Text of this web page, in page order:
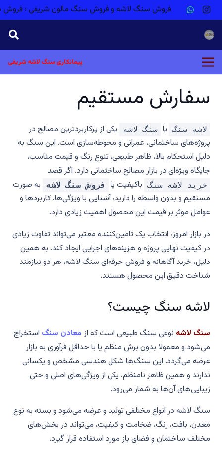
فروش سنگ لاشه و فروش سنگ مالون شریفی ؛ فروش
پیمانکاری سنگ لاشه شریفی
سفارش مستقیم
لاشه سنگ یا سنگ لاشه
یکی از پرکاربردترین مصالح در
پروژه‌های ساختمانی، عمرانی و محوطه‌سازی است. این سنگ به
دلیل استحکام بالا، ظاهر طبیعی، تنوع رنگ و قیمت مناسب،
جایگاه ویژه‌ای در بازار مصالح ساختمانی دارد. اگر قصد
خرید لاشه سنگ باکیفیت یا فروش سنگ لاشه
به صورت
مستقیم و بدون واسطه را دارید، آشنایی با ویژگی‌ها، کاربردها و
عوامل موثر بر قیمت این محصول اهمیت زیادی دارد.
در بازار امروز، انتخاب یک تامین‌کننده معتبر می‌تواند تفاوت زیادی
در کیفیت نهایی پروژه و هزینه‌های اجرایی ایجاد کند. به همین
دلیل، خرید آگاهانه و فروش حرفه‌ای سنگ لاشه، هر دو نیازمند
شناخت دقیق این محصول هستند.
لاشه سنگ چیست؟
سنگ لاشه نوعی سنگ طبیعی است که از معادن سنگ استخراج
می‌شود و معمولا بدون برش منظم یا با حداقل فرآوری به بازار
عرضه می‌گردد. این سنگ‌ها شکل هندسی مشخص و یکسانی
ندارند و همین ظاهر نامنظم، یکی از ویژگی‌های اصلی و حتی
زیبایی‌های آن‌ها به شمار می‌رود.
سنگ لاشه در انواع مختلفی تولید و عرضه می‌شود و بسته به نوع
معدن، بافت، رنگ، ضخامت و کیفیت، می‌تواند در بخش‌های
مختلف ساختمان و فضای باز مورد استفاده قرار گیرد.